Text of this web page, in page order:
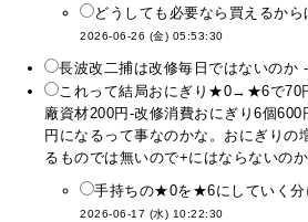
どうしても必要なら買えるか
2026-06-26 (金) 05:53:30
長波改二捕は改修毎日ではないのか
これって結局おにぎり★0→★6で70
廠資材200円-改修消費おにぎり6個
円になるって事なのかな。おにぎりの
るものでは無いので+にはならないの
手持ちの★0を★6にしていく分
2026-06-17 (水) 10:22:30